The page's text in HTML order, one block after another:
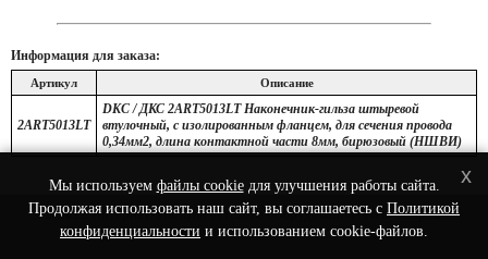
Мы используем файлы cookieдля улучшения работы сайта.
Продолжая использовать наш сайт, вы соглашаетесь с Политикой
конфиденциальности и использованием cookie-файлов.
x
Информация для заказа:
Артикул Описание
2ART5013LT
DKC / ДКС 2ART5013LT Наконечник-гильза штыревой
втулочный, с изолированным фланцем, для сечения провода
0,34мм2, длина контактной части 8мм, бирюзовый (НШВИ)
© 2022 Интернет-Магазин сетевого оборудования - Nets-Shop.ru.